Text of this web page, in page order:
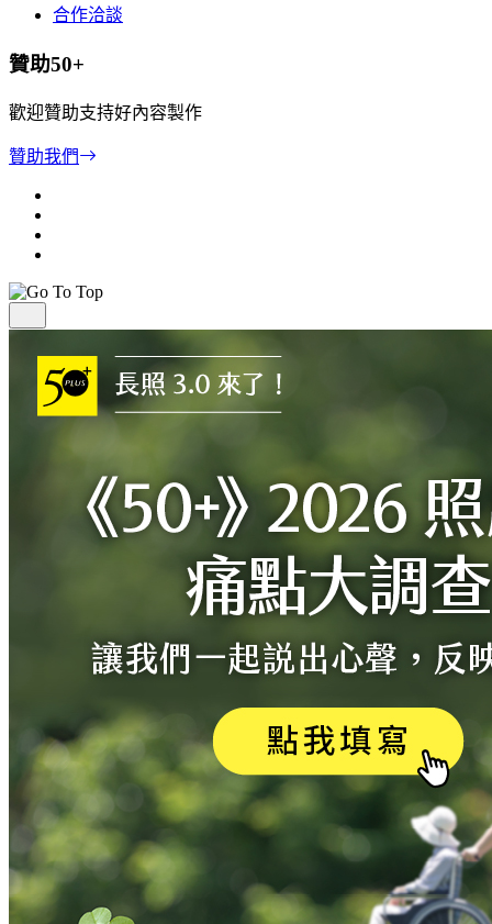
合作洽談
贊助50+
歡迎贊助支持好內容製作
贊助我們